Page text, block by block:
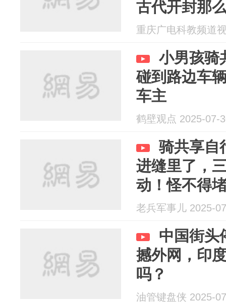
古代开封那
重庆广电科教频道
小男孩骑
碰到路边车
车主
鹤壁观点 2025-07-
骑共享自
进缝里了，
动！怪不得
老兵军事儿 2025-
中国街头
撼外网，印
吗？
油管键盘侠 2025-